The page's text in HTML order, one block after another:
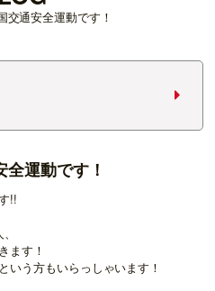
交通安全運動です！
運動です！
!!
ます！
いう方もいらっしゃいます！